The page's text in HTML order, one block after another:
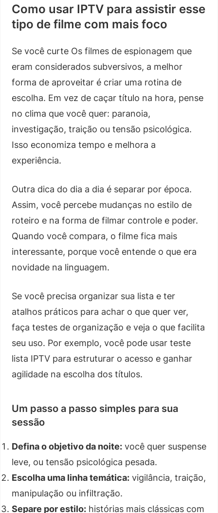
Como usar IPTV para assistir esse
tipo de filme com mais foco
Se você curte Os filmes de espionagem que
eram considerados subversivos, a melhor
forma de aproveitar é criar uma rotina de
escolha. Em vez de caçar título na hora, pense
no clima que você quer: paranoia,
investigação, traição ou tensão psicológica.
Isso economiza tempo e melhora a
experiência.
Outra dica do dia a dia é separar por época.
Assim, você percebe mudanças no estilo de
roteiro e na forma de filmar controle e poder.
Quando você compara, o filme fica mais
interessante, porque você entende o que era
novidade na linguagem.
Se você precisa organizar sua lista e ter
atalhos práticos para achar o que quer ver,
faça testes de organização e veja o que facilita
seu uso. Por exemplo, você pode usar teste
lista IPTV para estruturar o acesso e ganhar
agilidade na escolha dos títulos.
Um passo a passo simples para sua
sessão
Defina o objetivo da noite: você quer suspense
leve, ou tensão psicológica pesada.
Escolha uma linha temática: vigilância, traição,
manipulação ou infiltração.
Separe por estilo: histórias mais clássicas com